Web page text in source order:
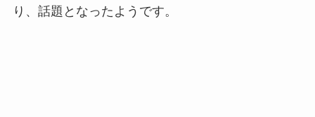
り、話題となったようです。